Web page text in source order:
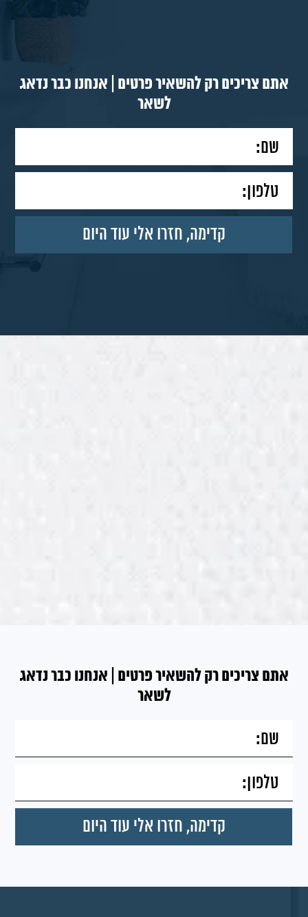
אתם צריכים רק להשאיר פרטים | אנחנו כבר נדאג
לשאר
אתם צריכים רק להשאיר פרטים | אנחנו כבר נדאג
לשאר